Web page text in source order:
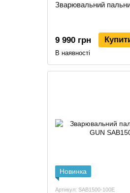
Зварювальний
9 990 грн
В наявності
Новинка
Артикул: SAB1500-100E